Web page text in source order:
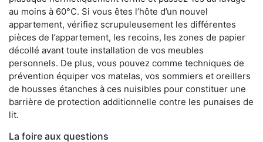
au moins à 60°C. Si vous êtes l’hôte d’un nouvel
appartement, vérifiez scrupuleusement les différentes
pièces de l’appartement, les recoins, les zones de papier
décollé avant toute installation de vos meubles
personnels. De plus, vous pouvez comme techniques de
prévention équiper vos matelas, vos sommiers et oreillers
de housses étanches à ces nuisibles pour constituer une
barrière de protection additionnelle contre les punaises de
lit.
La foire aux questions